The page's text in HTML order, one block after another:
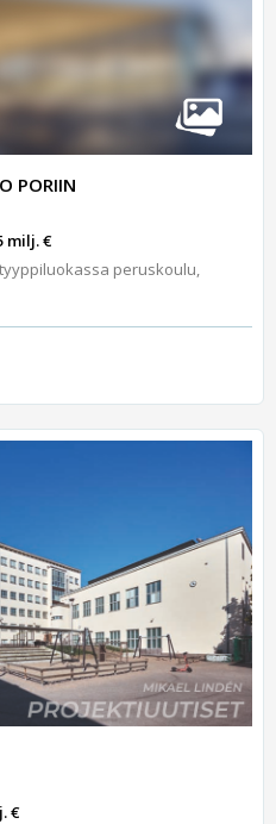
PORIIN
milj. €
peruskoulu,
€